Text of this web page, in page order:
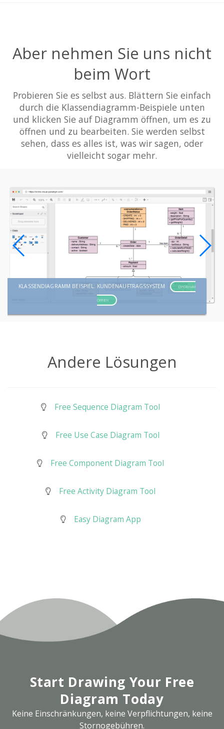
Aber nehmen Sie uns nicht
beim Wort
Probieren Sie es selbst aus. Blättern Sie einfach
durch die Klassendiagramm-Beispiele unten
und klicken Sie auf Diagramm öffnen, um es zu
öffnen und zu bearbeiten. Sie werden selbst
sehen, dass es alles ist, was wir sagen, oder
vielleicht sogar mehr.
KLASSENDIAGRAMM BEISPIEL: KUNDENAUFTRAGSSYSTEM DIAGRAMM
ÖFFNEN
Andere Lösungen
Free Sequence Diagram Tool
Free Use Case Diagram Tool
Free Component Diagram Tool
Free Activity Diagram Tool
Easy Diagram App
Start Drawing Your Free
Diagram Today
Keine Einschränkungen, keine Verpflichtungen, keine
Stornogebühren.